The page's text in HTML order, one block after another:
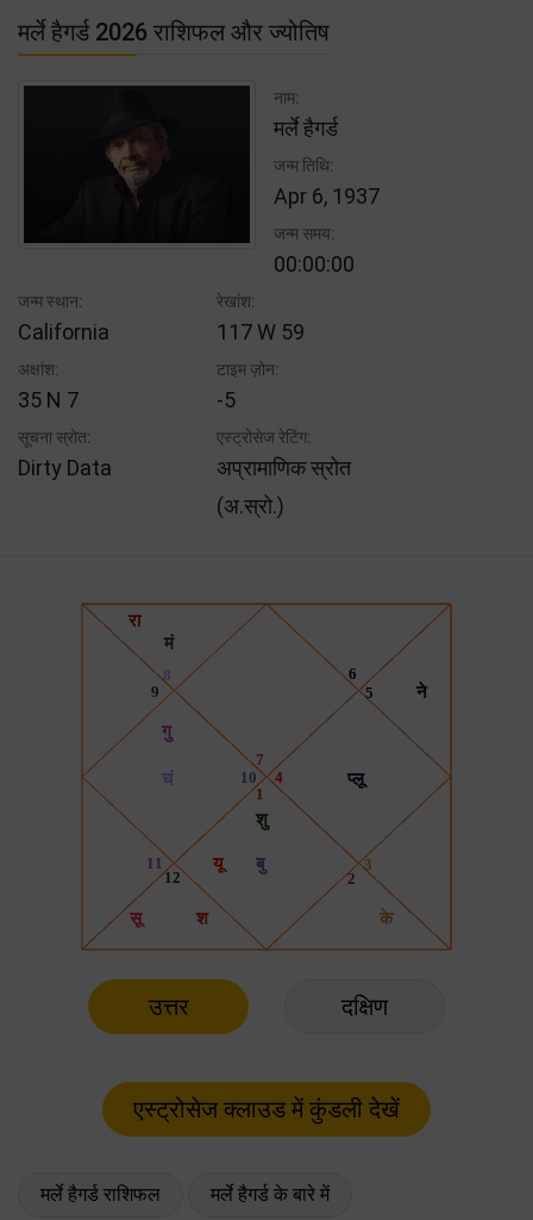
मर्ले हैगर्ड 2026 राशिफल और ज्योतिष
नाम:
मर्ले हैगर्ड
जन्म तिथि:
Apr 6, 1937
जन्म समय:
00:00:00
जन्म स्थान:
California
रेखांश:
117 W 59
अक्षांश:
35 N 7
टाइम ज़ोन:
-5
सूचना स्रोत:
Dirty Data
एस्ट्रोसेज रेटिंग:
अप्रामाणिक स्रोत
(अ.स्रो.)
उत्तर दक्षिण
मर्ले हैगर्ड राशिफल मर्ले हैगर्ड के बारे में